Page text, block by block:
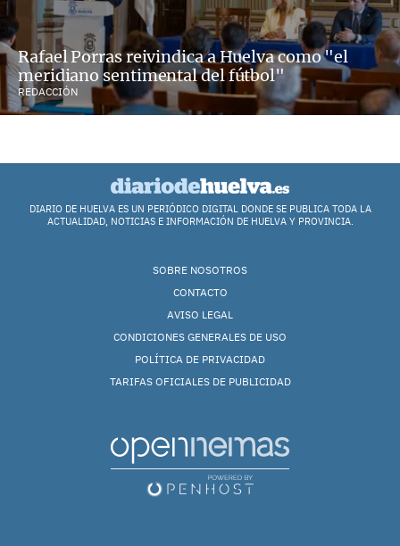
Rafael Porras reivindica a Huelva como "el
meridiano sentimental del fútbol"
REDACCIÓN
DIARIO DE HUELVA ES UN PERIÓDICO DIGITAL DONDE SE PUBLICA TODA LA
ACTUALIDAD, NOTICIAS E INFORMACIÓN DE HUELVA Y PROVINCIA.
SOBRE NOSOTROS
CONTACTO
AVISO LEGAL
CONDICIONES GENERALES DE USO
POLÍTICA DE PRIVACIDAD
TARIFAS OFICIALES DE PUBLICIDAD